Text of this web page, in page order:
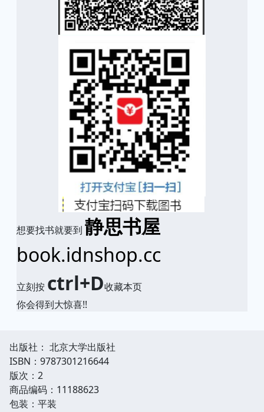
想要找书就要到 静思书屋
book.idnshop.cc
立刻按 ctrl+D收藏本页
你会得到大惊喜!!
出版社： 北京大学出版社
ISBN：9787301216644
版次：2
商品编码：11188623
包装：平装